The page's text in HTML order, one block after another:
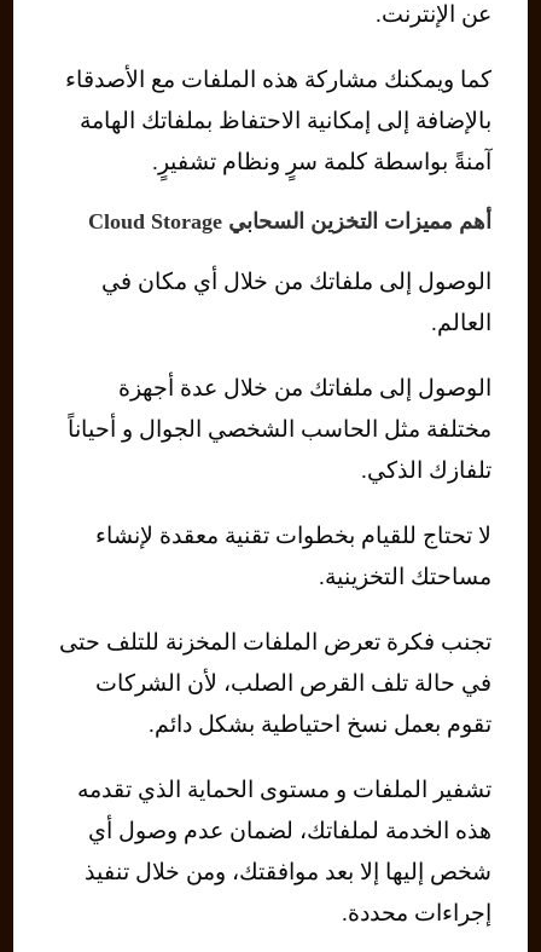
عن الإنترنت.
كما ويمكنك مشاركة هذه الملفات مع الأصدقاء
بالإضافة إلى إمكانية الاحتفاظ بملفاتك الهامة
آمنةً بواسطة كلمة سرٍ ونظام تشفيرٍ.
أهم مميزات التخزين السحابي Cloud Storage
الوصول إلى ملفاتك من خلال أي مكان في
العالم.
الوصول إلى ملفاتك من خلال عدة أجهزة
مختلفة مثل الحاسب الشخصي الجوال و أحياناً
تلفازك الذكي.
لا تحتاج للقيام بخطوات تقنية معقدة لإنشاء
مساحتك التخزينية.
تجنب فكرة تعرض الملفات المخزنة للتلف حتى
في حالة تلف القرص الصلب، لأن الشركات
تقوم بعمل نسخ احتياطية بشكل دائم.
تشفير الملفات و مستوى الحماية الذي تقدمه
هذه الخدمة لملفاتك، لضمان عدم وصول أي
شخص إليها إلا بعد موافقتك، ومن خلال تنفيذ
إجراءات محددة.